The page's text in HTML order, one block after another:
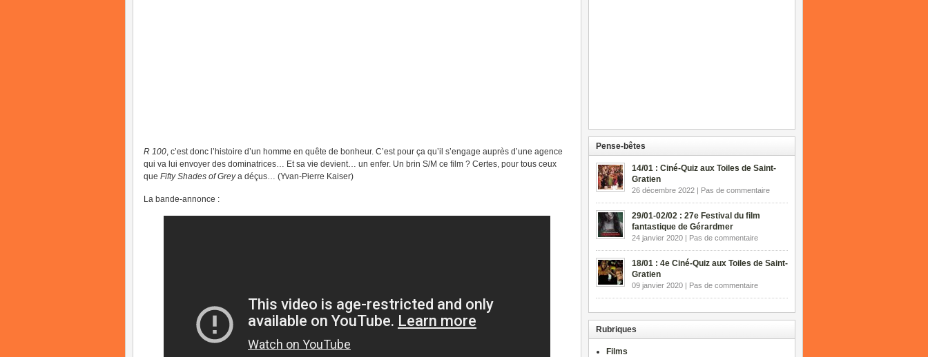
R 100, c’est donc l’histoire d’un homme en quête de bonheur. C’est pour ça qu’il s’engage auprès d’une agence
qui va lui envoyer des dominatrices… Et sa vie devient… un enfer. Un brin S/M ce film ? Certes, pour tous ceux
que Fifty Shades of Greya déçus… (Yvan-Pierre Kaiser)
La bande-annonce :
Pense-bêtes
14/01 : Ciné-Quiz aux Toiles de Saint-
Gratien
26 décembre 2022 | Pas de commentaire
29/01-02/02 : 27e Festival du film
fantastique de Gérardmer
24 janvier 2020 | Pas de commentaire
18/01 : 4e Ciné-Quiz aux Toiles de Saint-
Gratien
09 janvier 2020 | Pas de commentaire
Rubriques
Films